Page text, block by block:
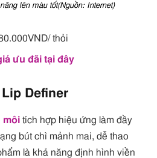
lên màu tốt(Nguồn: Internet)
thỏi
ưu đãi tại đây
Definer
môi tích hợp hiệu ứng làm đầy
bút chì mảnh mai, dễ thao
là khả năng định hình viền